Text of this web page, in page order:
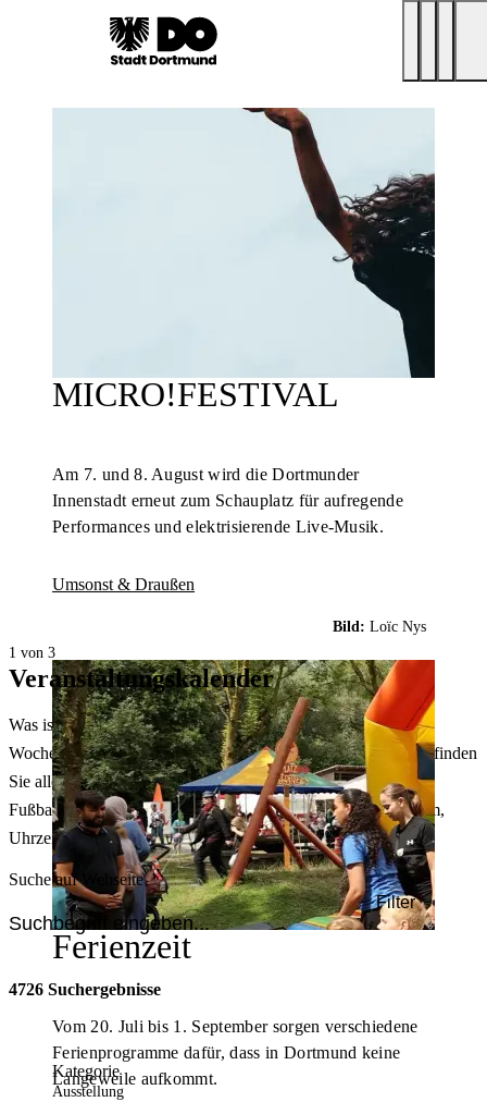
MICRO!FESTIVAL
Am 7. und 8. August wird die Dortmunder
Innenstadt erneut zum Schauplatz für aufregende
Performances und elektrisierende Live-Musik.
Umsonst & Draußen
Bild: Loïc Nys
Ferienzeit
Vom 20. Juli bis 1. September sorgen verschiedene
Ferienprogramme dafür, dass in Dortmund keine
Langeweile aufkommt.
1 von 3
Veranstaltungskalender
Was ist heute in Dortmund los? Welche Konzerte gibt es am
Wochenende? Im größten Veranstaltungskalender Dortmunds finden
Sie alle Events – von der Stadt- oder Museumsführung übers
Fußballspiel bis zum Flohmarkt. Sie können dabei nach Datum,
Uhrzeit, Ort oder Art der Veranstaltung auswählen. Viel Spaß!
Suche auf Webseite
Filter
4726 Suchergebnisse
Kategorie
Ausstellung